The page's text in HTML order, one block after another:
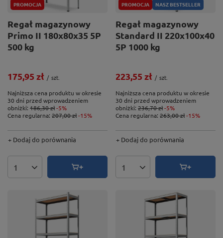
PROMOCJA
Regał magazynowy
Primo II 180x80x35 5P
500 kg
175,95 zł / szt.
Najniższa cena produktu w okresie
30 dni przed wprowadzeniem
obniżki: 186,30 zł-5%
Cena regularna: 207,00 zł-15%
+ Dodaj do porównania
Ilość produktów
PROMOCJA NASZ BESTSELLER
Regał magazynowy
Standard II 220x100x40
5P 1000 kg
223,55 zł / szt.
Najniższa cena produktu w okresie
30 dni przed wprowadzeniem
obniżki: 236,70 zł-5%
Cena regularna: 263,00 zł-15%
+ Dodaj do porównania
Ilość produktów